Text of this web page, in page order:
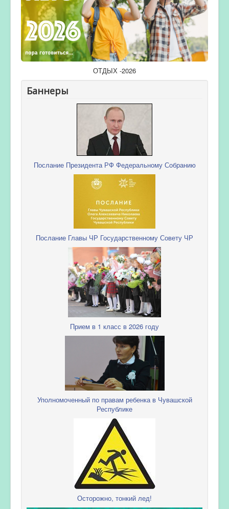
ОТДЫХ -2026
Баннеры
Послание Президента РФ Федеральному Собранию
Послание Главы ЧР Государственному Совету ЧР
Прием в 1 класс в 2026 году
Уполномоченный по правам ребенка в Чувашской
Республике
Осторожно, тонкий лед!